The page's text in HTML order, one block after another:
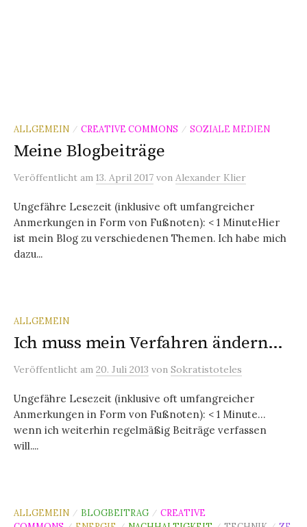
ALLGEMEIN / CREATIVE COMMONS / SOZIALE MEDIEN
Meine Blogbeiträge
Veröffentlicht am 13. April 2017 von Alexander Klier
Ungefähre Lesezeit (inklusive oft umfangreicher
Anmerkungen in Form von Fußnoten): < 1 MinuteHier
ist mein Blog zu verschiedenen Themen. Ich habe mich
dazu...
ALLGEMEIN
Ich muss mein Verfahren ändern…
Veröffentlicht am 20. Juli 2013 von Sokratistoteles
Ungefähre Lesezeit (inklusive oft umfangreicher
Anmerkungen in Form von Fußnoten): < 1 Minute…
wenn ich weiterhin regelmäßig Beiträge verfassen
will....
ALLGEMEIN / BLOGBEITRAG / CREATIVE